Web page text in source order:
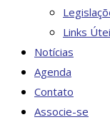
Links
Notícias
Agenda
Contato
Associe-se